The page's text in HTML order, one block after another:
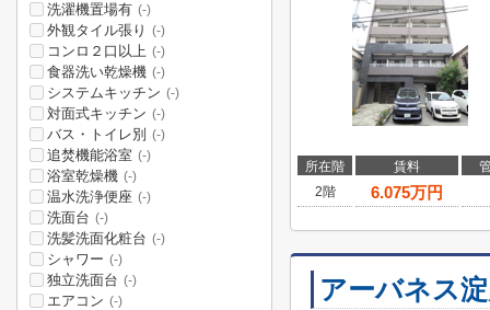
所在階 賃料
2階
6.075万円
アーバネス
洗濯機置場有 (-)
外観タイル張り (-)
コンロ２口以上 (-)
食器洗い乾燥機 (-)
システムキッチン (-)
対面式キッチン (-)
バス・トイレ別 (-)
追焚機能浴室 (-)
浴室乾燥機 (-)
温水洗浄便座 (-)
洗面台 (-)
洗髪洗面化粧台 (-)
シャワー (-)
独立洗面台 (-)
エアコン (-)